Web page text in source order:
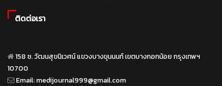
ติดต่อเรา
158 ซ. วัฒนสุขนิเวศน์ แขวงบางขุนนนท์ เขตบางกอกน้อย กรุงเทพฯ
10700
Email:medijournal999@gmail.com